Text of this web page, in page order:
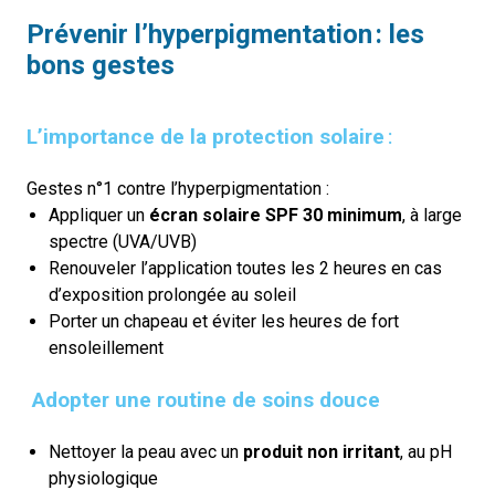
Prévenir l’hyperpigmentation: les
bons gestes
L’importance de la protection solaire :
Gestes n°1 contre l’hyperpigmentation :
Appliquer un écran solaire SPF 30 minimum, à large
spectre (UVA/UVB)
Renouveler l’application toutes les 2 heures en cas
d’exposition prolongée au soleil
Porter un chapeau et éviter les heures de fort
ensoleillement
Adopter une routine de soins douce
Nettoyer la peau avec un produit non irritant, au pH
physiologique